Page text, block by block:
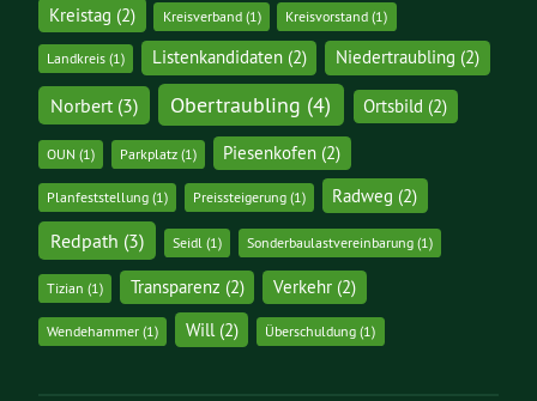
Kreistag (2) Kreisverband(1) Kreisvorstand (1)
Landkreis (1) Listenkandidaten(2) Niedertraubling (2)
Norbert(3) Obertraubling (4) Ortsbild (2)
OUN (1) Parkplatz(1) Piesenkofen (2)
Planfeststellung (1) Preissteigerung(1) Radweg (2)
Redpath (3) Seidl (1) Sonderbaulastvereinbarung(1)
Tizian (1) Transparenz (2) Verkehr(2)
Wendehammer (1) Will(2) Überschuldung (1)